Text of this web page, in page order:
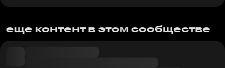
еще контент в этом сообществе